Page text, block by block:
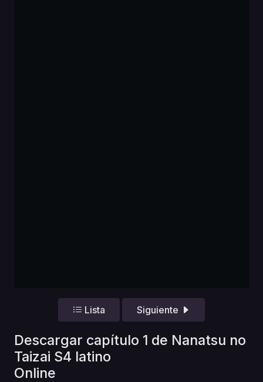
Lista Siguiente
Descargar capítulo 1 de Nanatsu no
Taizai S4 latino
Online